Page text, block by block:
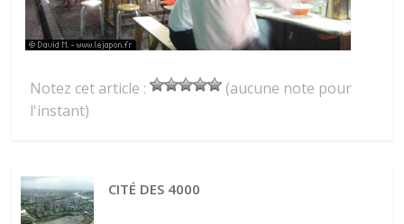
Notez cet article :
(aucune note pour
l'instant)
CITÉ DES 4000